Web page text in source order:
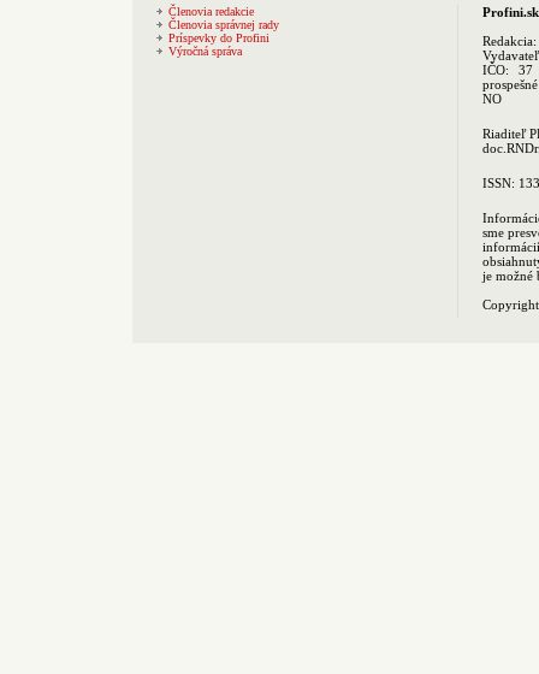
Členovia redakcie
Členovia správnej rady
Príspevky do Profini
Výročná správa
Profini.sk
Redakcia:
IČO: 37
NO
Riaditeľ
ISSN:
sme
je možné